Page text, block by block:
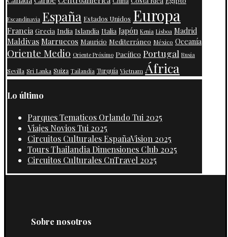
Escandinavia España Estados Unidos Europa
Francia Grecia India Islandia Italia Japón Kenia Lisboa Madrid
Maldivas Marruecos Mauricio Mediterráneo México Oceanía
Oriente Medio Oriente Próximo Pacífico Portugal Rusia
Sevilla Sri Lanka Suiza Tailandia Turquía Vietnam África
Lo último
Parques Tematicos Orlando Tui 2025
Viajes Novios Tui 2025
Circuitos Culturales EspañaVision 2025
Tours Thailandia Dimensiones Club 2025
Circuitos Culturales CnTravel 2025
Sobre nosotros